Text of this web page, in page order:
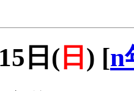
日( 日 ) [n